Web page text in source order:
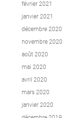
février 2021
janvier 2021
décembre 2020
novembre 2020
août 2020
mai 2020
avril 2020
mars 2020
janvier 2020